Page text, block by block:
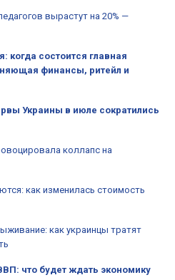
вырастут на 20% —
когда состоится главная
финансы, ритейл и
Украины в июле сократились
коллапс на
как изменилась стоимость
как украинцы тратят
что будет ждать экономику